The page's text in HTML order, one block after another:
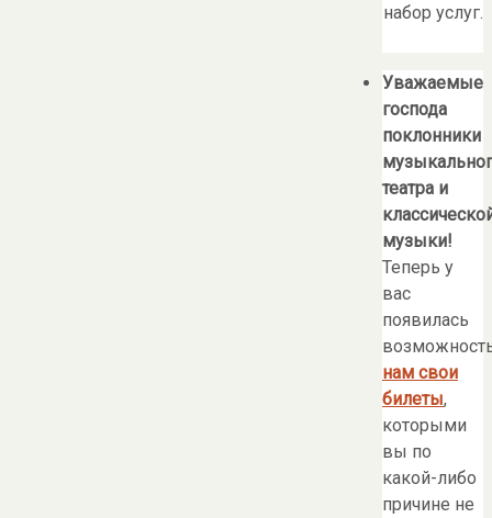
набор услуг.
Уважаемые
господа
поклонники
театра и
музыки!
Теперь у
вас
появилась
нам свои
билеты,
которыми
вы по
какой-либо
причине не